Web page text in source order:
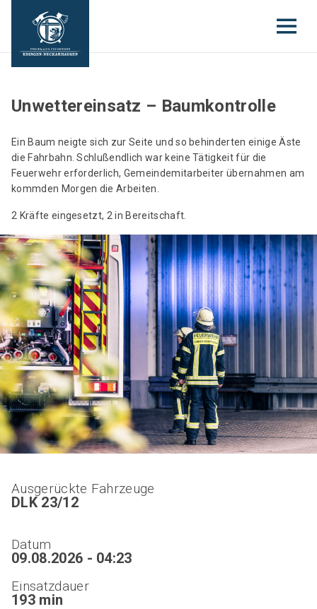
Unwettereinsatz – Baumkontrolle
Ein Baum neigte sich zur Seite und so behinderten einige Äste
die Fahrbahn. Schlußendlich war keine Tätigkeit für die
Feuerwehr erforderlich, Gemeindemitarbeiter übernahmen am
kommden Morgen die Arbeiten.
2 Kräfte eingesetzt, 2 in Bereitschaft.
Ausgerückte Fahrzeuge
DLK 23/12
Datum
09.08.2026 - 04:23
Einsatzdauer
193 min